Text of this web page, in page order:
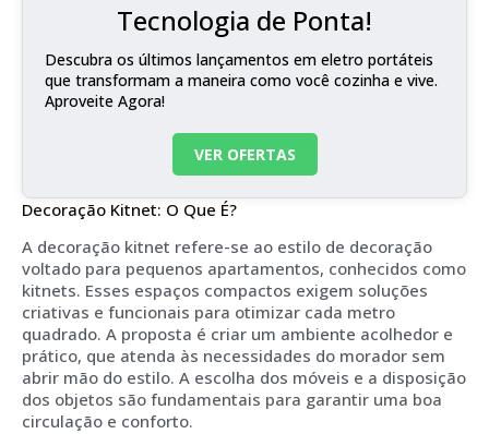
Tecnologia de Ponta!
Descubra os últimos lançamentos em eletro portáteis
que transformam a maneira como você cozinha e vive.
Aproveite Agora!
VER OFERTAS
Decoração Kitnet: O Que É?
A decoração kitnet refere-se ao estilo de decoração
voltado para pequenos apartamentos, conhecidos como
kitnets. Esses espaços compactos exigem soluções
criativas e funcionais para otimizar cada metro
quadrado. A proposta é criar um ambiente acolhedor e
prático, que atenda às necessidades do morador sem
abrir mão do estilo. A escolha dos móveis e a disposição
dos objetos são fundamentais para garantir uma boa
circulação e conforto.